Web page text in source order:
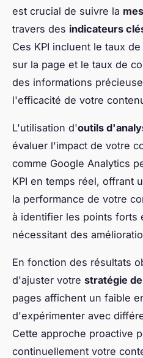
est crucial de suivre la
travers des indicateurs
Ces KPI incluent le taux
sur la page et le taux de
des informations
l'efficacité de votre
L'utilisation d'outils
évaluer l'impact de votre
comme Google Analytics
KPI en temps réel, offrant
la performance de votre
à identifier les points forts
nécessitant des
En fonction des résultats
d'ajuster votre stratégie
pages affichent un faible
d'expérimenter avec
Cette approche proactive
continuellement votre